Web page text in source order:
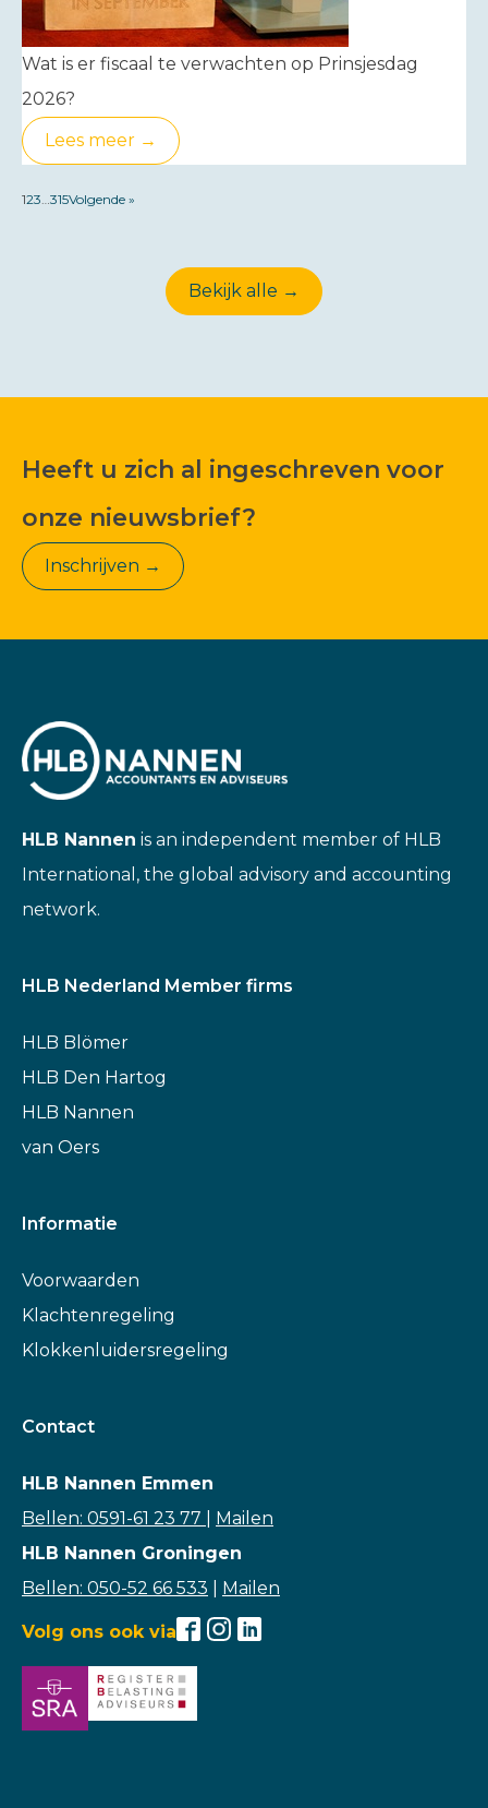
Wat is er fiscaal te verwachten op Prinsjesdag
2026?
Lees meer →
123 315Volgende »
Bekijk alle →
Heeft u zich al ingeschreven voor
onze nieuwsbrief?
Inschrijven →
HLB Nannen is an independent member of HLB
International, the global advisory and accounting
network.
HLB Nederland Member firms
HLB Blömer
HLB Den Hartog
HLB Nannen
van Oers
Informatie
Voorwaarden
Klachtenregeling
Klokkenluidersregeling
Contact
HLB Nannen Emmen
Bellen: 0591-61 23 77
Mailen
HLB Nannen Groningen
Bellen: 050-52 66 533
Mailen
Volg ons ook via